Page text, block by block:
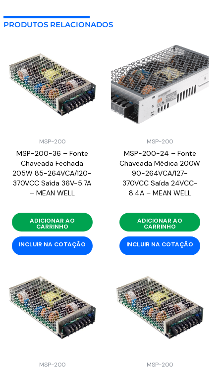
PRODUTOS RELACIONADOS
MSP-200
MSP-200-36 – Fonte
Chaveada Fechada
205W 85-264VCA/120-
370VCC Saída 36V-5.7A
– MEAN WELL
ADICIONAR AO
CARRINHO
INCLUIR NA COTAÇÃO
MSP-200
MSP-200-24 – Fonte
Chaveada Médica 200W
90-264VCA/127-
370VCC Saída 24VCC-
8.4A – MEAN WELL
ADICIONAR AO
CARRINHO
INCLUIR NA COTAÇÃO
MSP-200 MSP-200